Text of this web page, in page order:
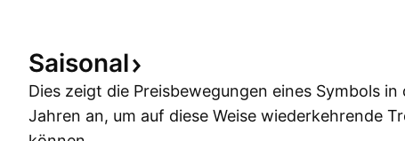
Saisonal
Dies zeigt die Preisbewegungen eines Symbols
Jahren an, um auf diese Weise wiederkehrende